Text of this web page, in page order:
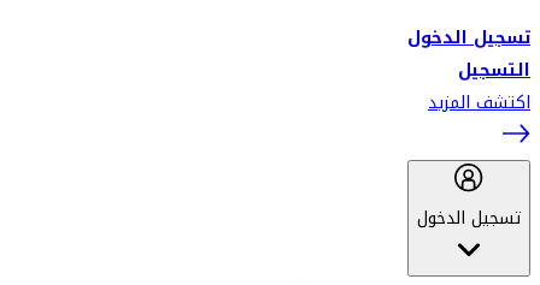
تسجيل الدخول
التسجيل
اكتشف المزيد
تسجيل الدخول